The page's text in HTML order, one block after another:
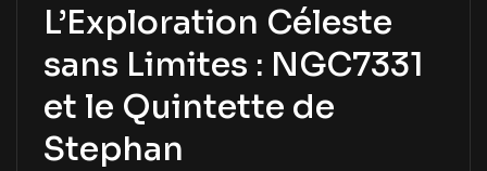
L’Exploration Céleste
sans Limites : NGC7331
et le Quintette de
Stephan